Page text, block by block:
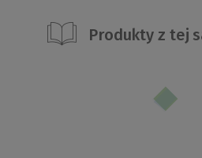
Produkty z tej